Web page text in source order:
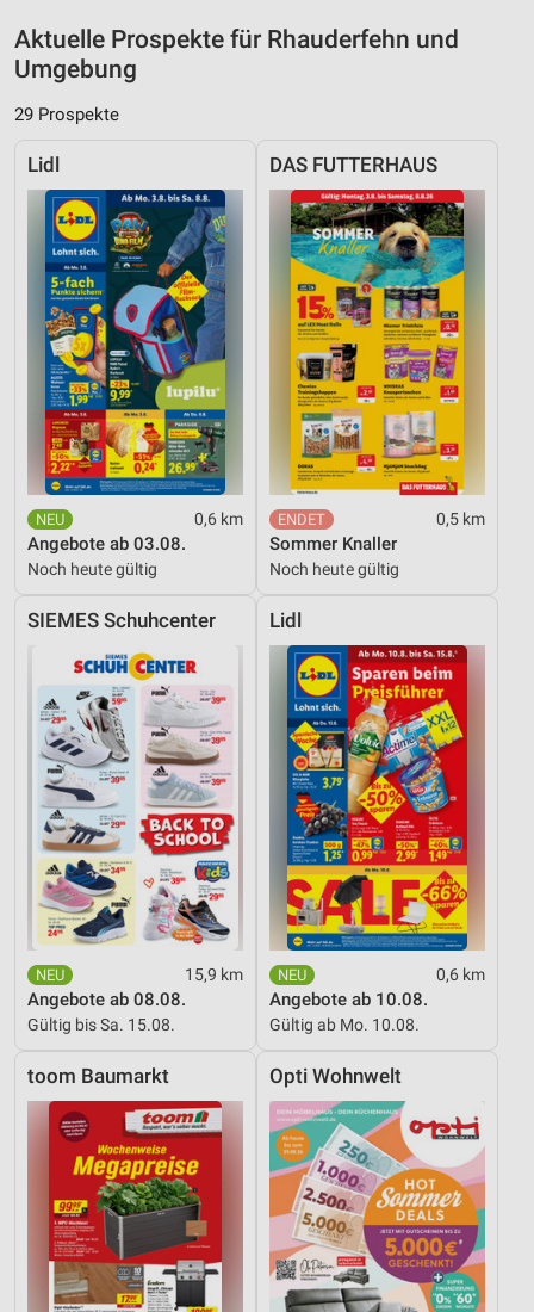
Aktuelle Prospekte für Rhauderfehn und
Umgebung
29 Prospekte
Lidl
0,6 km
Angebote ab 03.08.
Noch heute gültig
DAS FUTTERHAUS
0,5 km
Sommer Knaller
Noch heute gültig
SIEMES Schuhcenter
15,9 km
Angebote ab 08.08.
Gültig bis Sa. 15.08.
Lidl
0,6 km
Angebote ab 10.08.
Gültig ab Mo. 10.08.
toom Baumarkt Opti Wohnwelt